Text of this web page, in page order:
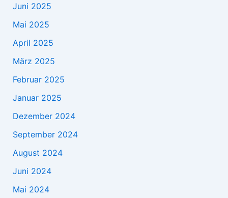
Juni 2025
Mai 2025
April 2025
März 2025
Februar 2025
Januar 2025
Dezember 2024
September 2024
August 2024
Juni 2024
Mai 2024